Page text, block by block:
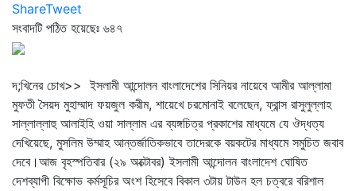
ShareTweet
সংবাদটি পঠিত হয়েছেঃ ৬৪৭
দ;খিনের চোখ>> ইসলামী আন্দোলন বাংলাদেশের সিনিয়র নায়েবে আমীর আল্লামা
মুফতী সৈয়দ মুহাম্মাদ ফয়জুল করীম, শায়েখে চরমোনাই বলেছেন, ফ্রান্স রাসুলুল্লাহ
সাল্লাল্লাহু আলাইহি ওয়া সাল্লাম এর ব্যঙ্গচিত্র প্রকাশের মাধ্যমে যে ঔদ্ধত্য
দেখিয়েছে, মুসলিম উম্মাহ আন্তর্জাতিকভাবে তাদেরকে বয়কটের মাধ্যমে সমুচিত জবাব
দেবে।আজ বৃহস্পতিবার (২৯ অক্টোবর) ইসলামী আন্দোলন বাংলাদেশ ঘোষিত
দেশব্যাপী বিক্ষোভ কর্মসূচির অংশ হিসেবে বিকাল ৩টায় টাউন হল চত্বরে বরিশাল